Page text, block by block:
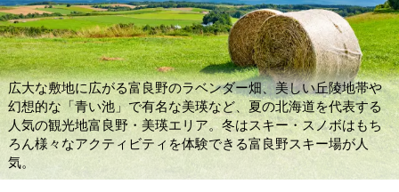
広大な敷地に広がる富良野のラベンダー畑、美しい丘陵地帯や
幻想的な「青い池」で有名な美瑛など、夏の北海道を代表する
人気の観光地富良野・美瑛エリア。冬はスキー・スノボはもち
ろん様々なアクティビティを体験できる富良野スキー場が人
気。